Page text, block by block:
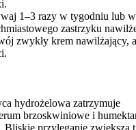
1–3 razy w tygodniu lub
zastrzyku
zwykły krem nawilżający,
hydrożelowa zatrzymuje
brzoskwiniowe i
Bliskie przyleganie zwiększa